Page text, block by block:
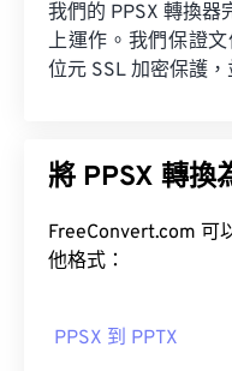
我們的 PPSX 轉換器
上運作。我們保證
位元 SSL 加密保護
將 PPSX 轉
FreeConvert.com 可
他格式：
PPSX 到 PPTX